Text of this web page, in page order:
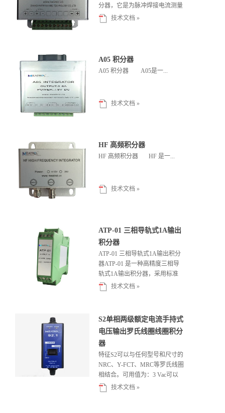
分器，它是为脉冲焊接电流测量
而设计的，可以测量焊接电流信
技术文档 »
A05 积分器
A05 积分器 A05是一...
技术文档 »
HF 高频积分器
HF 高频积分器 HF 是一...
技术文档 »
ATP-01 三相导轨式1A输出
积分器
ATP-01 三相导轨式1A输出积分
器ATP-01 是一种高精度三相导
轨式1A输出积分器，采用标准
35mm卡轨...
技术文档 »
S2单相两级额定电流手持式
电压输出罗氏线圈线圈积分
器
特征S2可以与任何型号和尺寸的
NRC、Y-FCT、MRC等罗氏线圈
相结合。可用值为：3 Vac可以
根据要求,定制输入值。...
技术文档 »